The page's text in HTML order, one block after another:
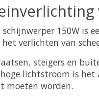
schijnwerper 150W
verlichten van
steigers en
lichtstroom is het
moeten worden.